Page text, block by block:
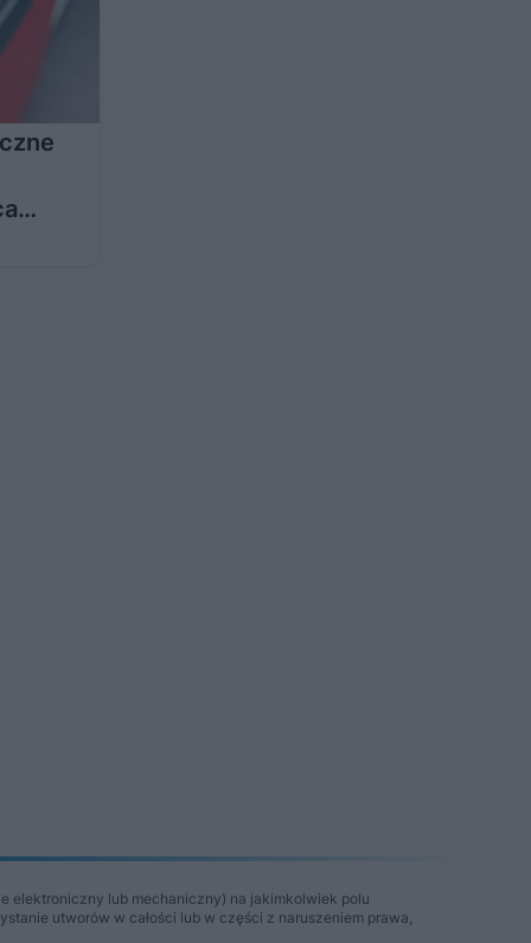
elektroniczny lub mechaniczny) na jakimkolwiek polu
utworów w całości lub w części z naruszeniem prawa,